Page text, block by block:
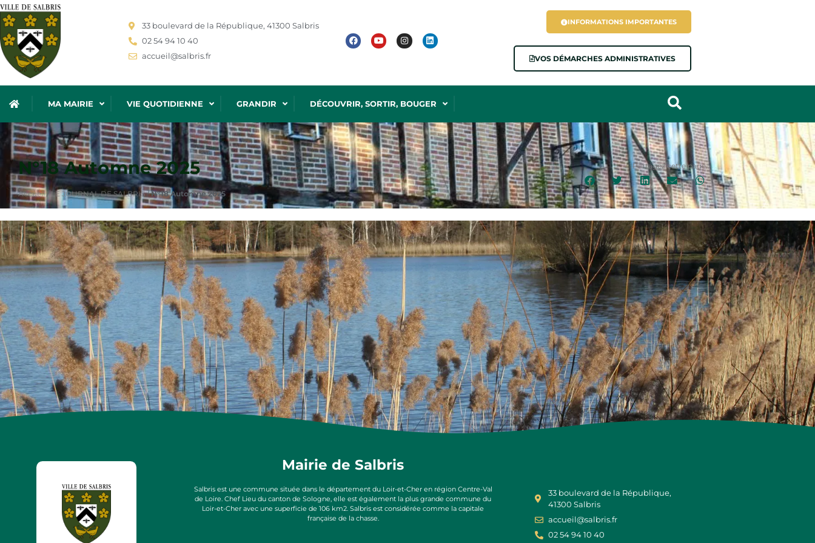
33 boulevard de la République, 41300 Salbris
02 54 94 10 40
accueil@salbris.fr
INFORMATIONS IMPORTANTES
VOS DÉMARCHES ADMINISTRATIVES
MA MAIRIE VIE QUOTIDIENNE GRANDIR DÉCOUVRIR, SORTIR, BOUGER
N°18 Automne 2025
Accueil/LE JOURNAL DE SALBRIS/N°18 Automne 2025
Partagez cette page :
Mairie de Salbris
Salbris est une commune située dans le département du Loir-et-Cher en région Centre-Val
de Loire. Chef Lieu du canton de Sologne, elle est également la plus grande commune du
Loir-et-Cher avec une superficie de 106 km2. Salbris est considérée comme la capitale
française de la chasse.
33 boulevard de la République,
41300 Salbris
accueil@salbris.fr
02 54 94 10 40